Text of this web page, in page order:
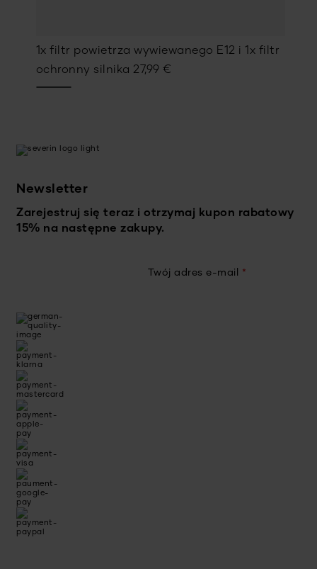
1x filtr powietrza wywiewanego E12 i 1x filtr
ochronny silnika 27,99 €
Newsletter
Zarejestruj się teraz i otrzymaj kupon rabatowy
15% na następne zakupy.
Twój adres e-mail *